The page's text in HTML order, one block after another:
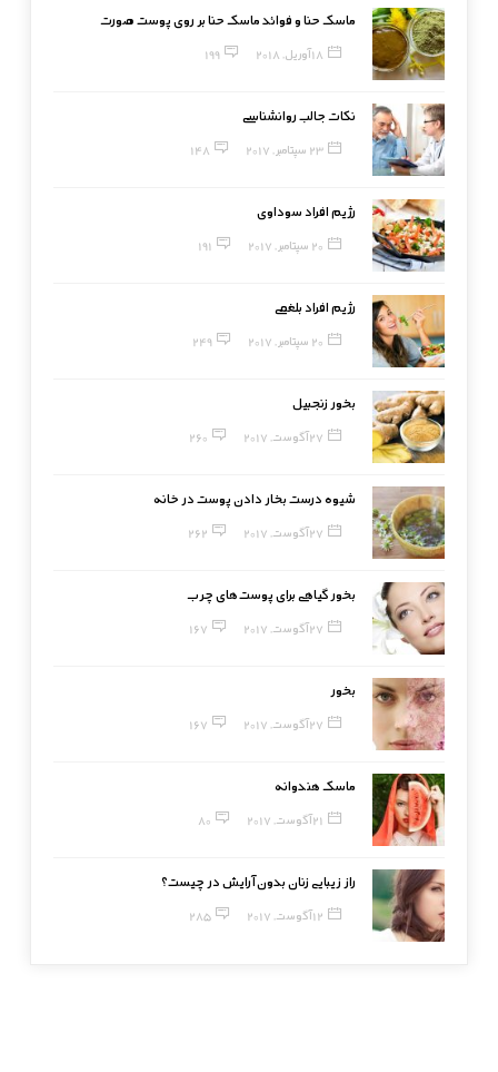
ماسک حنا و فوائد ماسک حنا بر روی پوست صورت
18 آوریل, 2018 199
نکات جالب روانشناسی
23 سپتامبر, 2017 148
رژیم افراد سوداوی
20 سپتامبر, 2017 191
رژیم افراد بلغمی
20 سپتامبر, 2017 249
بخور زنجبیل
27 آگوست, 2017 260
شیوه درست بخار دادن پوست در خانه
27 آگوست, 2017 262
بخور گیاهی برای پوست‌های چرب
27 آگوست, 2017 167
بخور
27 آگوست, 2017 167
ماسک هندوانه
21 آگوست, 2017 80
راز زیبایی زنان بدون آرایش در چیست؟
12 آگوست, 2017 285